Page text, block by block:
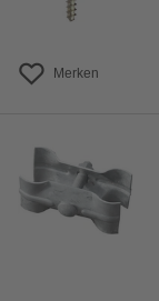
Merken